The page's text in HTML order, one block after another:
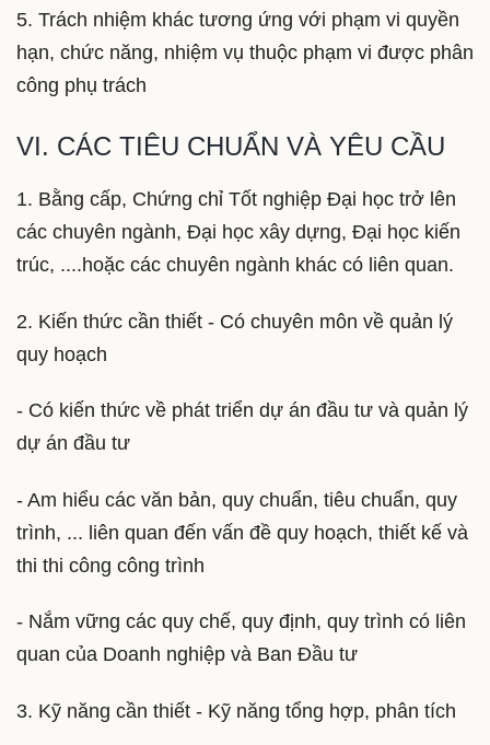
5. Trách nhiệm khác tương ứng với phạm vi quyền
hạn, chức năng, nhiệm vụ thuộc phạm vi được phân
công phụ trách
VI. CÁC TIÊU CHUẨN VÀ YÊU CẦU
1. Bằng cấp, Chứng chỉ Tốt nghiệp Đại học trở lên
các chuyên ngành, Đại học xây dựng, Đại học kiến
trúc, ....hoặc các chuyên ngành khác có liên quan.
2. Kiến thức cần thiết - Có chuyên môn về quản lý
quy hoạch
- Có kiến thức về phát triển dự án đầu tư và quản lý
dự án đầu tư
- Am hiểu các văn bản, quy chuẩn, tiêu chuẩn, quy
trình, ... liên quan đến vấn đề quy hoạch, thiết kế và
thi thi công công trình
- Nắm vững các quy chế, quy định, quy trình có liên
quan của Doanh nghiệp và Ban Đầu tư
3. Kỹ năng cần thiết - Kỹ năng tổng hợp, phân tích